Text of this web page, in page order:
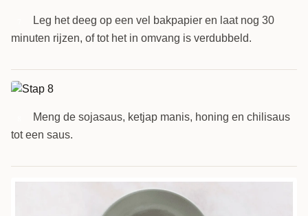
Leg het deeg op een vel bakpapier en laat nog 30
minuten rijzen, of tot het in omvang is verdubbeld.
Meng de sojasaus, ketjap manis, honing en chilisaus
tot een saus.